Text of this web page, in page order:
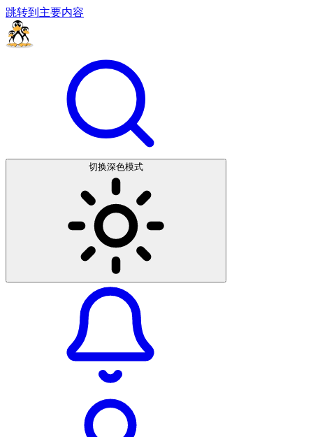
跳转到主要内容
切换深色模式